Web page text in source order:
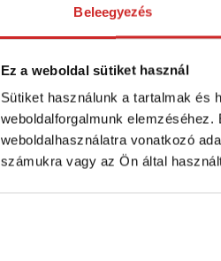
Beleegyezés
Ez a weboldal sütiket használ
Sütiket használunk a tartalmak és
weboldalforgalmunk
weboldalhasználatra vonatkozó
számukra vagy az Ön által
SVX
AISI316
266 Ft
Méret
Nincs